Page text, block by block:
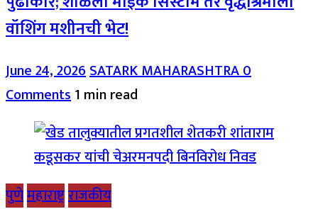
वॉशिंग मशीनची भेट!
June 24, 2026SATARK MAHARASHTRA0
Comments1 min read
पुणेमहाराष्ट्रराजकीय